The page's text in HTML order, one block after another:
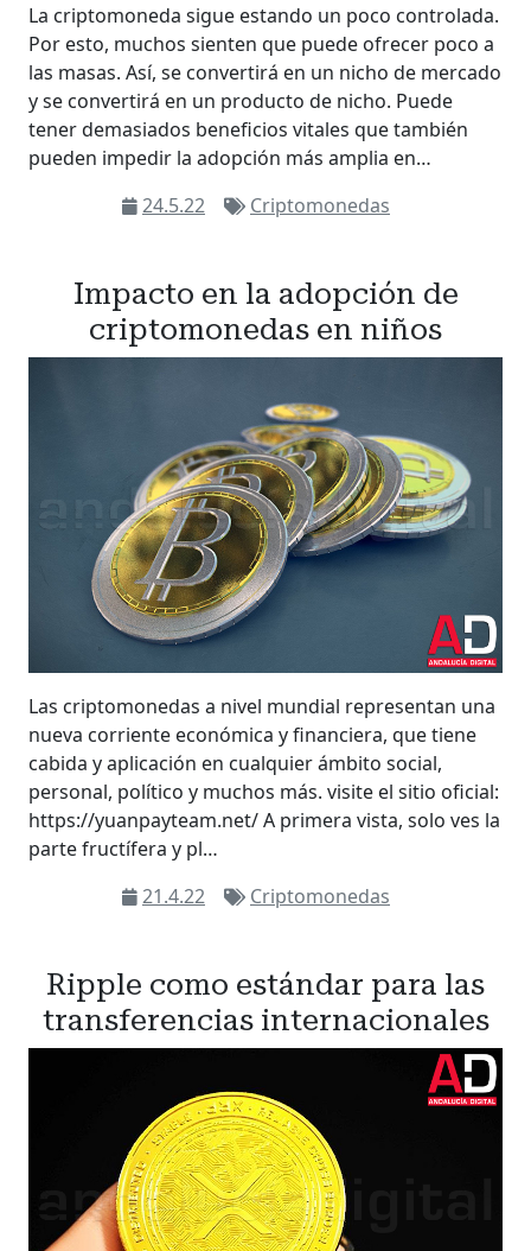
La criptomoneda sigue estando un poco controlada.
Por esto, muchos sienten que puede ofrecer poco a
las masas. Así, se convertirá en un nicho de mercado
y se convertirá en un producto de nicho. Puede
tener demasiados beneficios vitales que también
pueden impedir la adopción más amplia en…
24.5.22
Criptomonedas
Impacto en la adopción de
criptomonedas en niños
Las criptomonedas a nivel mundial representan una
nueva corriente económica y financiera, que tiene
cabida y aplicación en cualquier ámbito social,
personal, político y muchos más. visite el sitio oficial:
https://yuanpayteam.net/ A primera vista, solo ves la
parte fructífera y pl…
21.4.22
Criptomonedas
Ripple como estándar para las
transferencias internacionales